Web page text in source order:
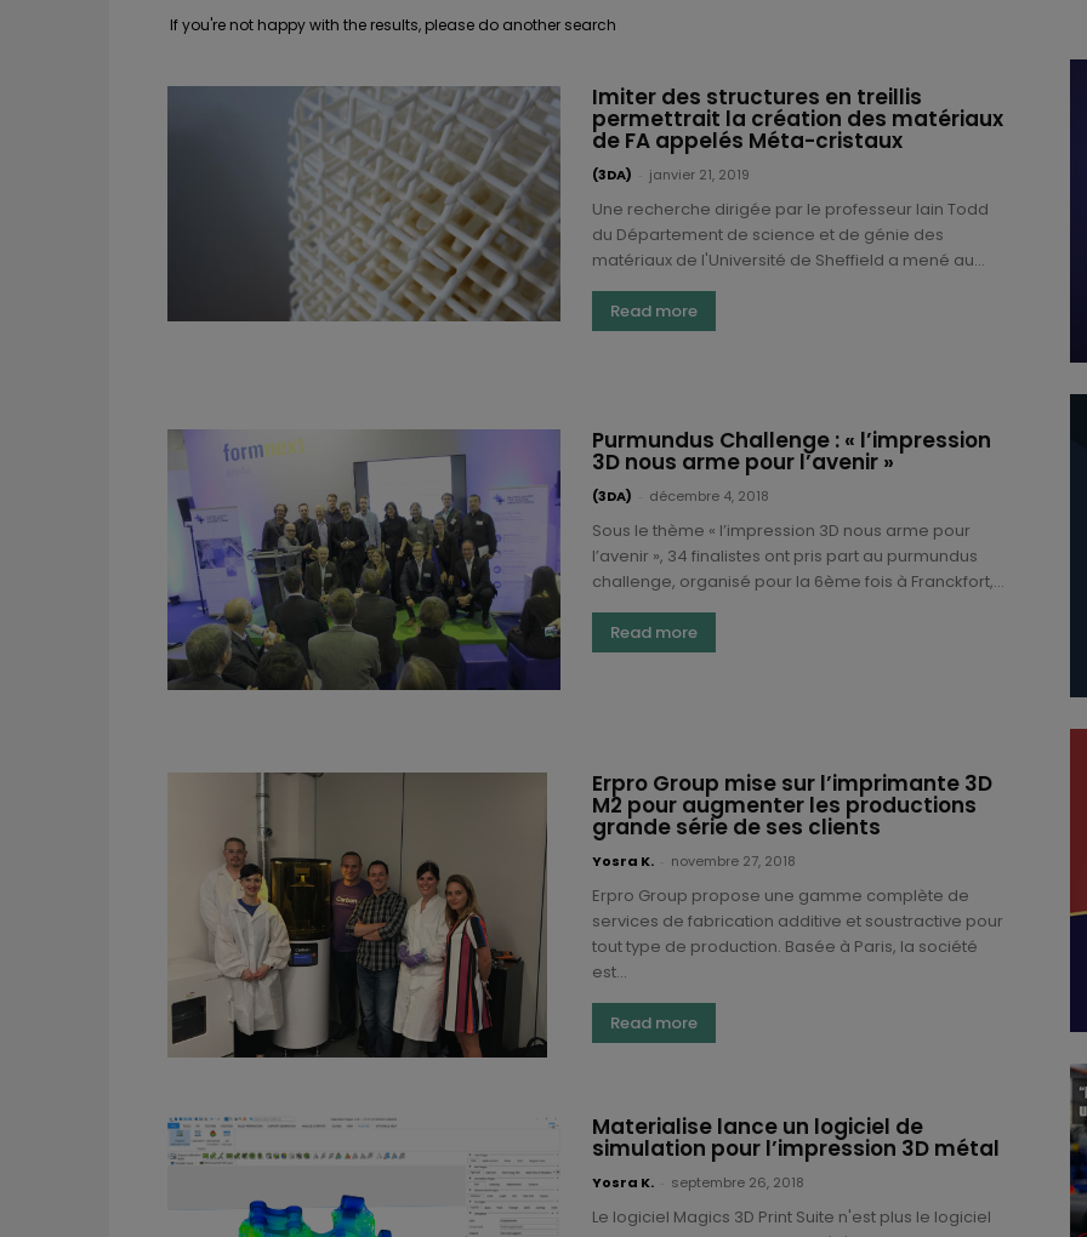
If you're not happy with the results, please do another search
Imiter des structures en treillis
permettrait la création des matériaux
de FA appelés Méta-cristaux
(3DA) janvier 21, 2019
Une recherche dirigée par le professeur lain Todd
du Département de science et de génie des
matériaux de l'Université de Sheffield a mené au...
Read more
Purmundus Challenge : « l’impression
3D nous arme pour l’avenir »
(3DA) décembre 4, 2018
Sous le thème « l’impression 3D nous arme pour
l’avenir », 34 finalistes ont pris part au purmundus
challenge, organisé pour la 6ème fois à Franckfort,...
Read more
Erpro Group mise sur l’imprimante 3D
M2 pour augmenter les productions
grande série de ses clients
Yosra K. novembre 27, 2018
Erpro Group propose une gamme complète de
services de fabrication additive et soustractive pour
tout type de production. Basée à Paris, la société
est...
Read more
Materialise lance un logiciel de
simulation pour l’impression 3D métal
Yosra K. septembre 26, 2018
Le logiciel Magics 3D Print Suite n'est plus le logiciel